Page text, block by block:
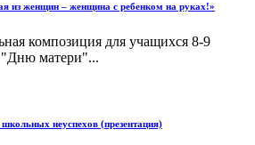
из женщин – женщина с ребенком на руках!»
композиция для учащихся 8-9
"Дню матери"...
неуспехов (презентация)